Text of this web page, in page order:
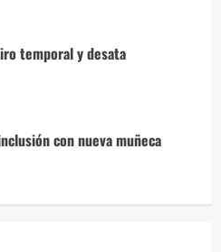
temporal y desata
con nueva muñeca